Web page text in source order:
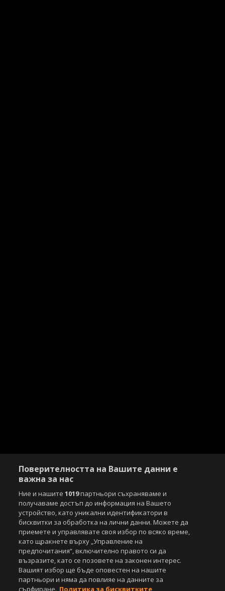
Поверителността на Вашите данни е
важна за нас
Ние и нашите1019партньори съхраняваме и
получаваме достъп до информация на Вашето
устройство, като уникални идентификатори в
бисквитки за обработка на лични данни. Можете да
приемете и управлявате своя избор по всяко време,
като щракнете върху „Управление на
предпочитания“, включително правото си да
възразите, като се позовете на законен интерес.
Вашият избор ще бъде оповестен на нашите
партньори и няма да повлияе на данните за
сърфиране. Политика за бисквитките